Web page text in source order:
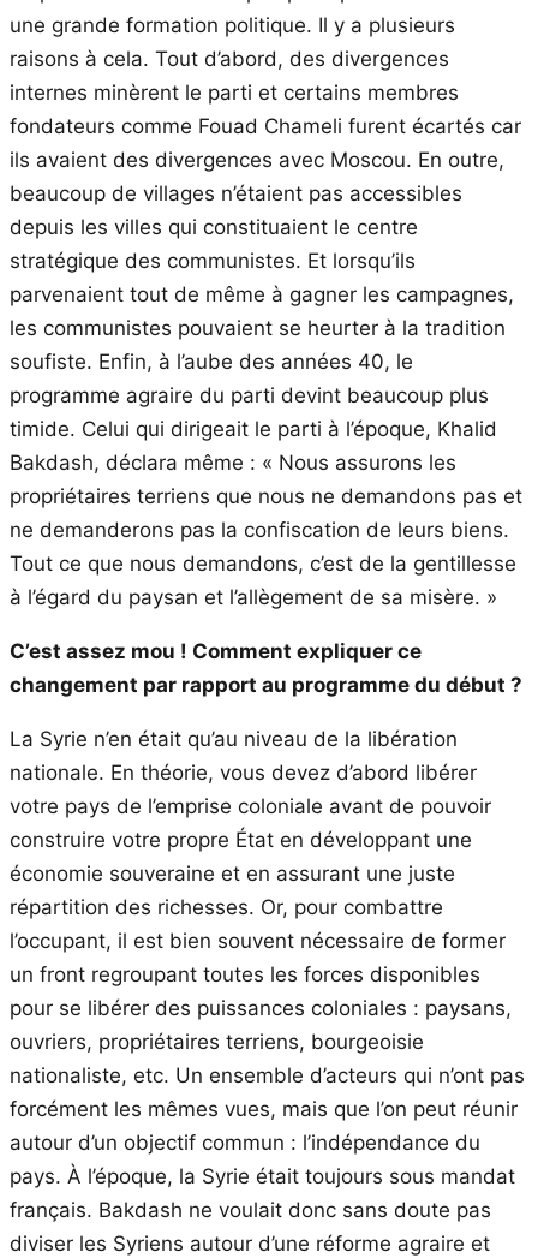
une grande formation politique. Il y a plusieurs
raisons à cela. Tout d’abord, des divergences
internes minèrent le parti et certains membres
fondateurs comme Fouad Chameli furent écartés car
ils avaient des divergences avec Moscou. En outre,
beaucoup de villages n’étaient pas accessibles
depuis les villes qui constituaient le centre
stratégique des communistes. Et lorsqu’ils
parvenaient tout de même à gagner les campagnes,
les communistes pouvaient se heurter à la tradition
soufiste. Enfin, à l’aube des années 40, le
programme agraire du parti devint beaucoup plus
timide. Celui qui dirigeait le parti à l’époque, Khalid
Bakdash, déclara même : « Nous assurons les
propriétaires terriens que nous ne demandons pas et
ne demanderons pas la confiscation de leurs biens.
Tout ce que nous demandons, c’est de la gentillesse
à l’égard du paysan et l’allègement de sa misère. »
C’est assez mou ! Comment expliquer ce
changement par rapport au programme du début ?
La Syrie n’en était qu’au niveau de la libération
nationale. En théorie, vous devez d’abord libérer
votre pays de l’emprise coloniale avant de pouvoir
construire votre propre État en développant une
économie souveraine et en assurant une juste
répartition des richesses. Or, pour combattre
l’occupant, il est bien souvent nécessaire de former
un front regroupant toutes les forces disponibles
pour se libérer des puissances coloniales : paysans,
ouvriers, propriétaires terriens, bourgeoisie
nationaliste, etc. Un ensemble d’acteurs qui n’ont pas
forcément les mêmes vues, mais que l’on peut réunir
autour d’un objectif commun : l’indépendance du
pays. À l’époque, la Syrie était toujours sous mandat
français. Bakdash ne voulait donc sans doute pas
diviser les Syriens autour d’une réforme agraire et